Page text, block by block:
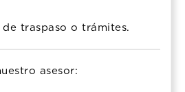
traspaso o trámites.
asesor: